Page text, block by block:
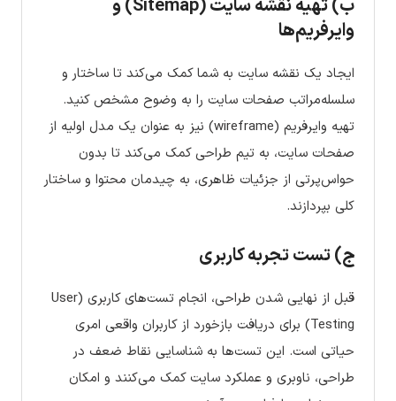
ب) تهیه نقشه سایت (Sitemap) و
وایرفریم‌ها
ایجاد یک نقشه سایت به شما کمک می‌کند تا ساختار و
سلسله‌مراتب صفحات سایت را به وضوح مشخص کنید.
تهیه وایرفریم (wireframe) نیز به عنوان یک مدل اولیه از
صفحات سایت، به تیم طراحی کمک می‌کند تا بدون
حواس‌پرتی از جزئیات ظاهری، به چیدمان محتوا و ساختار
کلی بپردازند.
ج) تست تجربه کاربری
قبل از نهایی شدن طراحی، انجام تست‌های کاربری (User
Testing) برای دریافت بازخورد از کاربران واقعی امری
حیاتی است. این تست‌ها به شناسایی نقاط ضعف در
طراحی، ناوبری و عملکرد سایت کمک می‌کنند و امکان